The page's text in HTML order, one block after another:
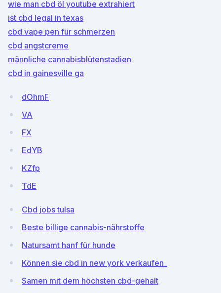
wie man cbd öl youtube extrahiert
ist cbd legal in texas
cbd vape pen für schmerzen
cbd angstcreme
männliche cannabisblütenstadien
cbd in gainesville ga
dOhmF
VA
FX
EdYB
KZfp
TdE
Cbd jobs tulsa
Beste billige cannabis-nährstoffe
Natursamt hanf für hunde
Können sie cbd in new york verkaufen_
Samen mit dem höchsten cbd-gehalt